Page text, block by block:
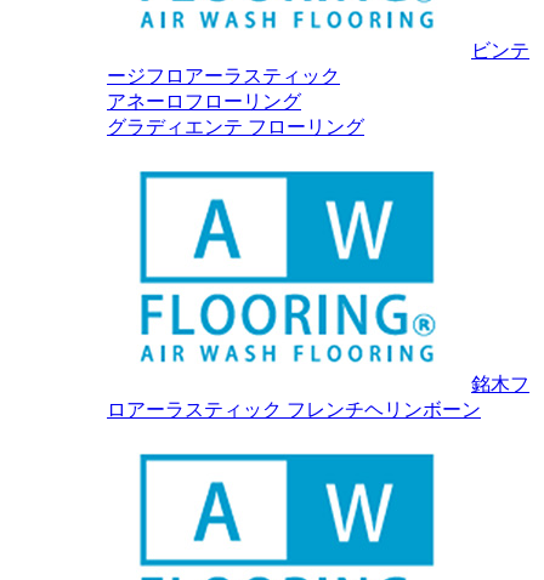
ビンテ
ージフロアーラスティック
アネーロフローリング
グラディエンテ フローリング
銘木フ
ロアーラスティック フレンチヘリンボーン